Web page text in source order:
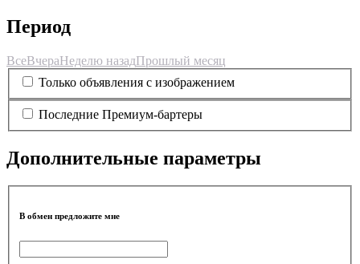
Период
ВсеВчераНеделю назадПрошлый месяц
Только объявления с изображением
Последние Премиум-бартеры
Дополнительные параметры
В обмен предложите мне